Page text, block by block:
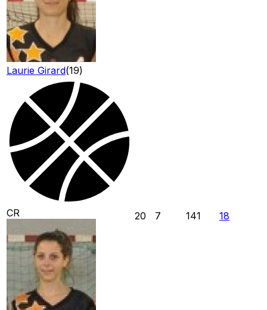
Laurie Girard(19)
CR 20 7 141 18